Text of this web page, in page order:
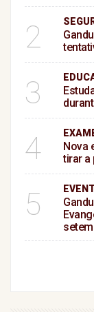
2
3
4
Nova
tirar a
5